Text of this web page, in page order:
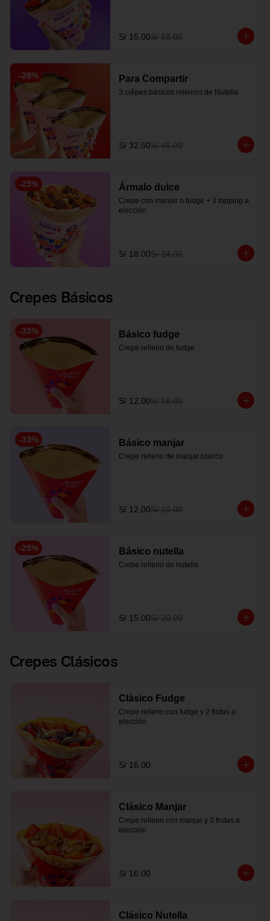
S/ 15.00S/ 18.00
-28% Para Compartir
3 crêpes básicos rellenos de Nutella
S/ 32.50S/ 45.00
-25% Ármalo dulce
Crepe con manjar o fudge + 3 topping a
elección
S/ 18.00S/ 24.00
Crepes Básicos
-33% Básico fudge
Crepe relleno de fudge
S/ 12.00S/ 18.00
-33% Básico manjar
Crepe relleno de manjar blanco
S/ 12.00S/ 18.00
-25% Básico nutella
Crepe relleno de nutella
S/ 15.00S/ 20.00
Crepes Clásicos
Clásico Fudge
Crepe relleno con fudge y 2 frutas a
elección
S/ 16.00
Clásico Manjar
Crepe relleno con manjar y 2 frutas a
elección
S/ 16.00
Clásico Nutella